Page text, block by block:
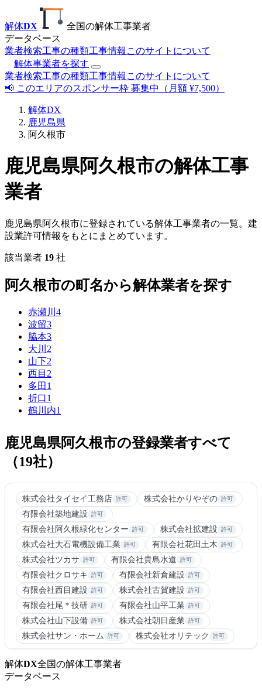
解体DX
全国の解体工事業者
データベース
業者検索工事の種類工事情報 このサイトについて
解体事業者を探す
業者検索工事の種類工事情報 このサイトについて
📢 このエリアのスポンサー枠 募集中（月額 ¥7,500）
解体DX
鹿児島県
阿久根市
鹿児島県阿久根市の解体工事
業者
鹿児島県阿久根市に登録されている解体工事業者の一覧。建
設業許可情報をもとにまとめています。
該当業者 19 社
阿久根市の町名から解体業者を探す
赤瀬川 4
波留3
脇本3
大川 2
山下2
西目 2
多田 1
折口1
鶴川内1
鹿児島県阿久根市の登録業者すべて
（19社）
株式会社タイセイ工務店 許可 株式会社かりやぞの 許可
有限会社築地建設 許可
有限会社阿久根緑化センター 許可 株式会社拡建設 許可
株式会社大石電機設備工業 許可 有限会社花田土木 許可
株式会社ツカサ 許可 有限会社貴島水道 許可
有限会社クロサキ 許可 有限会社新倉建設 許可
有限会社西目建設 許可 株式会社古賀建設 許可
有限会社尾＊技研 許可 有限会社山平工業 許可
株式会社山下設備 許可 株式会社朝日産業 許可
株式会社サン・ホーム 許可 株式会社オリテック 許可
解体DX全国の解体工事業者
データベース